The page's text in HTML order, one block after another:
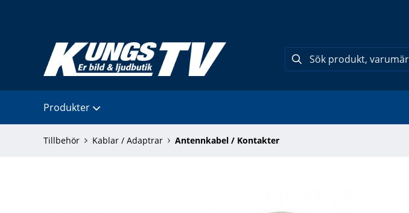
Produkter
Tillbehör Kablar / Adaptrar Antennkabel / Kontakter